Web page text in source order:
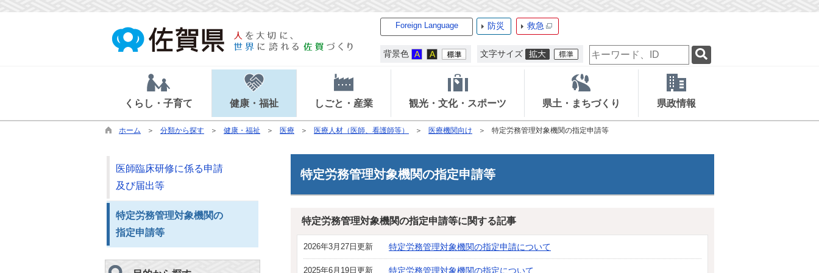
Foreign Language 防災 救急
背景色 文字サイズ
検
索
ー
ー
ド
くらし・子育て 健康・福祉 しごと・産業 観光・文化・スポーツ 県土・まちづくり 県政情報
ホーム 分類から探す 健康・福祉 医療 医療人材（医師、看護師等） 医療機関向け 特定労務管理対象機関の指定申請等
特定労務管理対象機関の指定申請等
特定労務管理対象機関の指定申請等に関する記事
2026年3月27日更新 特定労務管理対象機関の指定申請について
2025年6月19日更新 特定労務管理対象機関の指定について
医師臨床研修に係る申請
及び届出等
特定労務管理対象機関の
指定申請等